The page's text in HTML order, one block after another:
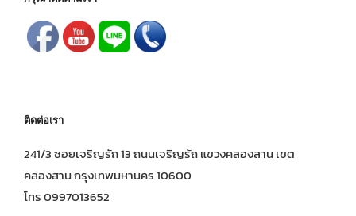
ติดต่อเรา
241/3 ซอยเจริญรัถ 13 ถนนเจริญรัถ แขวงคลองสาน เขต
คลองสาน กรุงเทพมหานคร 10600
โทร 0997013652